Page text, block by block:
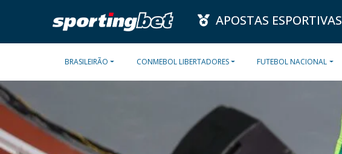
APOSTAS ESPORTIVAS
BRASILEIRÃO CONMEBOL LIBERTADORES FUTEBOL NACIONAL